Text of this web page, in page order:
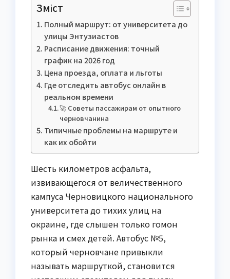
Зміст
Полный маршрут: от университета до
улицы Энтузиастов
Расписание движения: точный
график на 2026 год
Цена проезда, оплата и льготы
Где отследить автобус онлайн в
реальном времени
🚀 Советы пассажирам от опытного
черновчанина
Типичные проблемы на маршруте и
как их обойти
Шесть километров асфальта,
извивающегося от величественного
кампуса Черновицкого национального
университета до тихих улиц на
окраине, где слышен только гомон
рынка и смех детей. Автобус №5,
который черновчане привыкли
называть маршруткой, становится